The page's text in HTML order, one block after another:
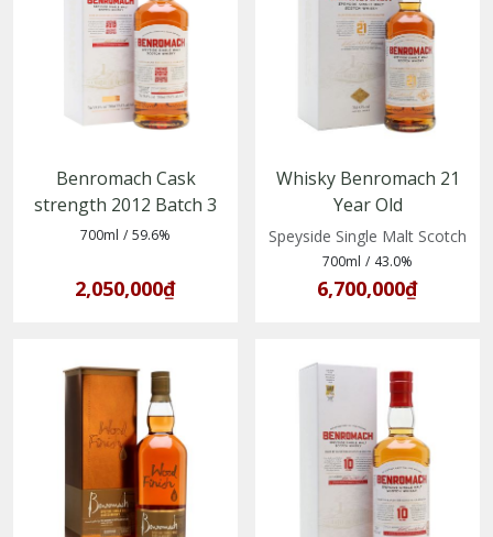
Benromach Cask
strength 2012 Batch 3
(5020613093430)
700ml / 59.6%
2,050,000₫
Whisky Benromach 21
Year Old
(5020613079151)
Speyside Single Malt Scotch
700ml / 43.0%
6,700,000₫